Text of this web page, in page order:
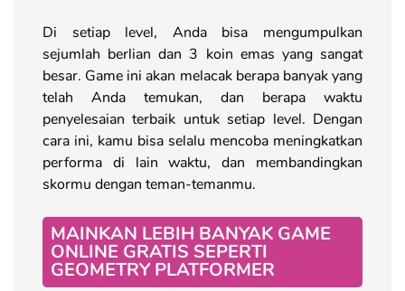
Di setiap level, Anda bisa mengumpulkan
sejumlah berlian dan 3 koin emas yang sangat
besar. Game ini akan melacak berapa banyak yang
telah Anda temukan, dan berapa waktu
penyelesaian terbaik untuk setiap level. Dengan
cara ini, kamu bisa selalu mencoba meningkatkan
performa di lain waktu, dan membandingkan
skormu dengan teman-temanmu.
MAINKAN LEBIH BANYAK GAME
ONLINE GRATIS SEPERTI
GEOMETRY PLATFORMER